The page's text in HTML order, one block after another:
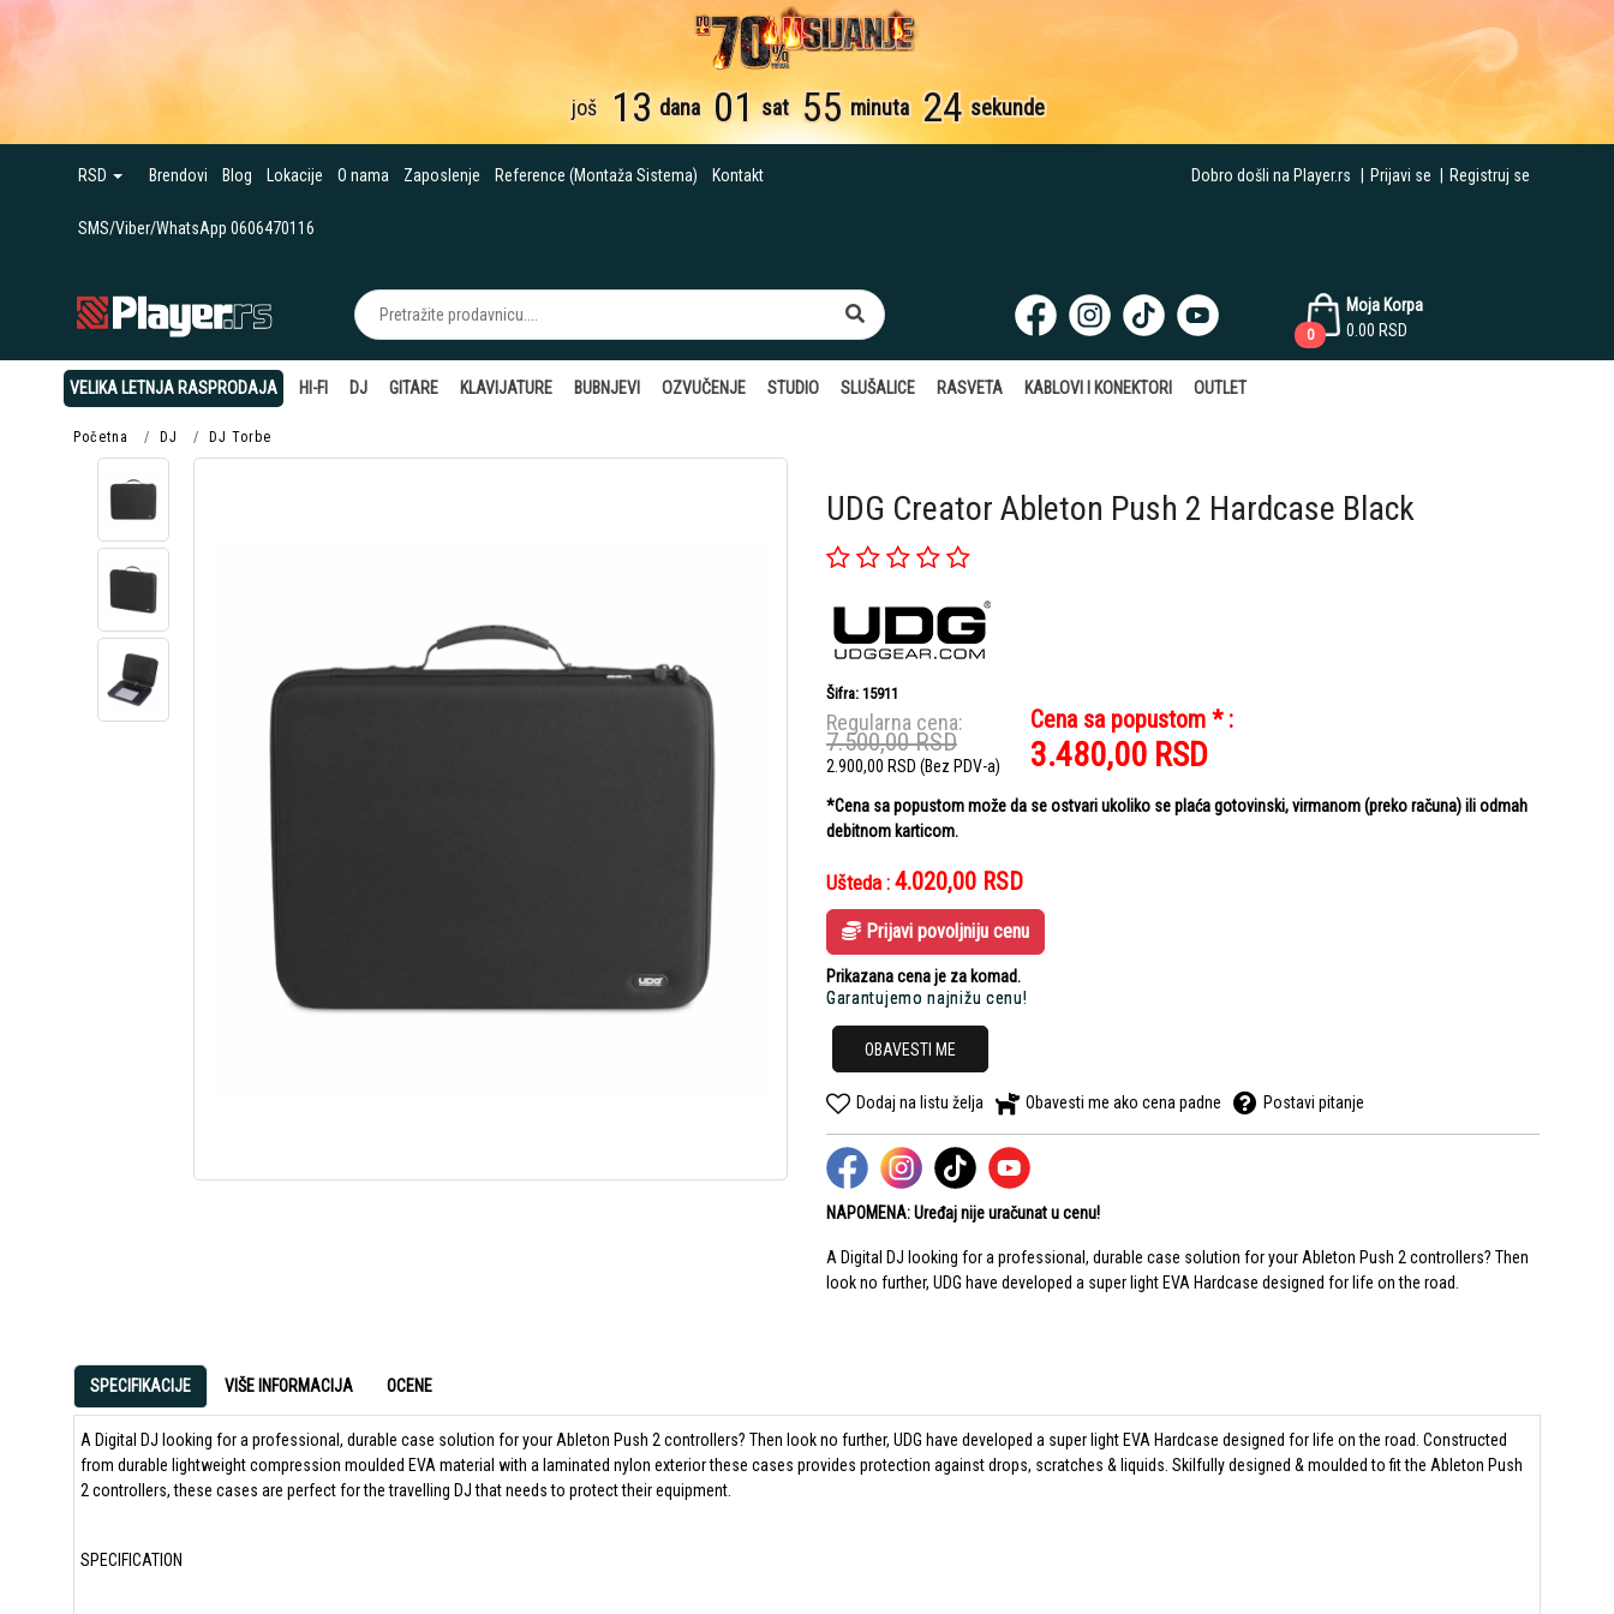
još 13 dana 01 sat 55 minuta 23 sekunde
RSD Brendovi Blog Lokacije O nama Zaposlenje Reference (Montaža Sistema) Kontakt
SMS/Viber/WhatsApp 0606470116
Dobro došli na Player.rs Prijavi se Registruj se
Moja Korpa
0.00 RSD
0
VELIKA LETNJA RASPRODAJA HI-FI DJ GITARE KLAVIJATURE BUBNJEVI OZVUČENJE STUDIO SLUŠALICE RASVETA KABLOVI I KONEKTORI OUTLET
Početna DJ DJ Torbe
UDG Creator Ableton Push 2 Hardcase Black
Šifra: 15911
Regularna cena:
7.500,00RSD
2.900,00 RSD (Bez PDV-a)
Cena sa popustom * :
3.480,00 RSD
*Cena sa popustom može da se ostvari ukoliko se plaća gotovinski, virmanom (preko računa) ili odmah
debitnom karticom.
Ušteda : 4.020,00 RSD
Prijavi povoljniju cenu
Prikazana cena je za komad.
Garantujemo najnižu cenu!
OBAVESTI ME
Dodaj na listu želja Obavesti me ako cena padne Postavi pitanje
NAPOMENA: Uređaj nije uračunat u cenu!
A Digital DJ looking for a professional, durable case solution for your Ableton Push 2 controllers? Then
look no further, UDG have developed a super light EVA Hardcase designed for life on the road.
SPECIFIKACIJE VIŠE INFORMACIJA OCENE
A Digital DJ looking for a professional, durable case solution for your Ableton Push 2 controllers? Then look no further, UDG have developed a super light EVA Hardcase designed for life on the road. Constructed
from durable lightweight compression moulded EVA material with a laminated nylon exterior these cases provides protection against drops, scratches & liquids. Skilfully designed & moulded to fit the Ableton Push
2 controllers, these cases are perfect for the travelling DJ that needs to protect their equipment.
SPECIFICATION